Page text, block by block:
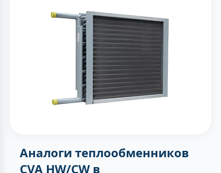
Аналоги теплообменников
CVA HW/CW в